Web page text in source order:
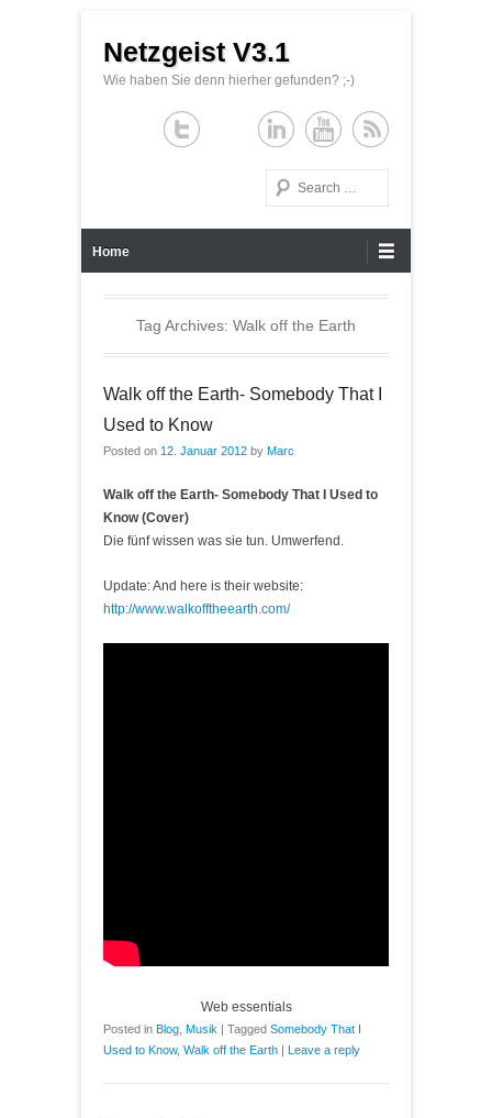
Netzgeist V3.1
Wie haben Sie denn hierher gefunden? ;-)
Search
Home
Tag Archives: Walk off the Earth
Walk off the Earth- Somebody That I
Used to Know
Posted on 12. Januar 2012 by Marc
Walk off the Earth- Somebody That I Used to
Know (Cover)
Die fünf wissen was sie tun. Umwerfend.
Update: And here is their website:
http://www.walkofftheearth.com/
Web essentials
Posted in Blog Musik | Tagged Somebody That I
Used to Know, Walk off the Earth | Leave a reply